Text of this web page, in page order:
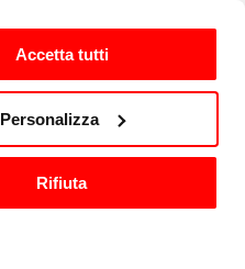
Accetta tutti
Personalizza
Rifiuta
其他厨房设备